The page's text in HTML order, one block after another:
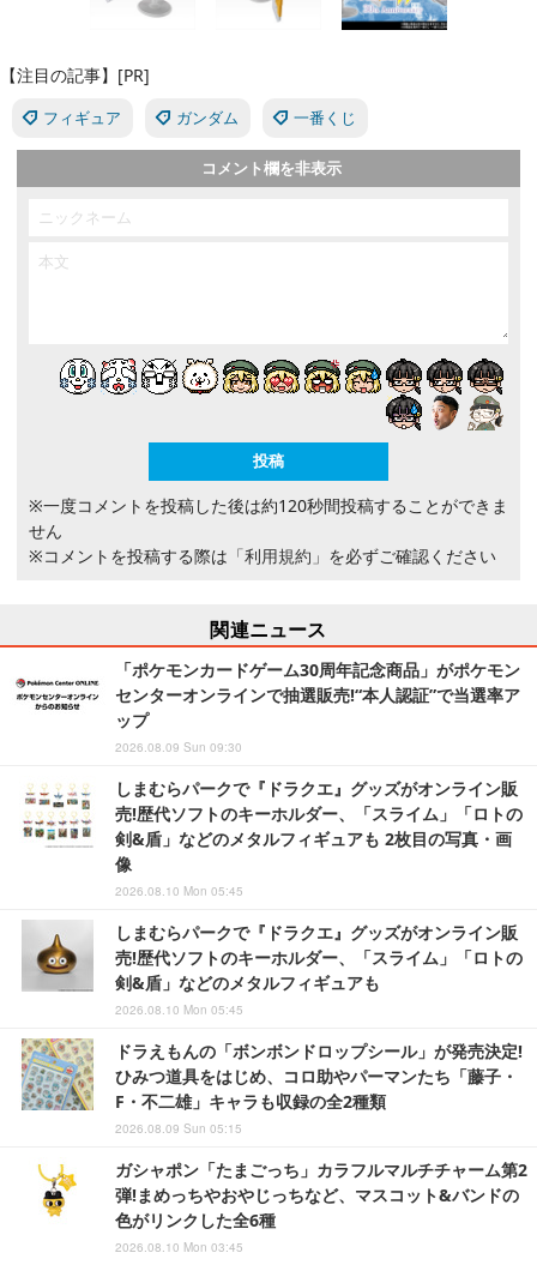
【注目の記事】[PR]
フィギュア ガンダム 一番くじ
コメント欄を非表示
※一度コメントを投稿した後は約120秒間投稿することができま
せん
※コメントを投稿する際は 「利用規約」 を必ずご確認ください
関連ニュース
「ポケモンカードゲーム30周年記念商品」がポケモン
センターオンラインで抽選販売!“本人認証”で当選率ア
ップ
2026.08.09 Sun 09:30
しまむらパークで『ドラクエ』グッズがオンライン販
売!歴代ソフトのキーホルダー、「スライム」「ロトの
剣&盾」などのメタルフィギュアも 2枚目の写真・画
像
2026.08.10 Mon 05:45
しまむらパークで『ドラクエ』グッズがオンライン販
売!歴代ソフトのキーホルダー、「スライム」「ロトの
剣&盾」などのメタルフィギュアも
2026.08.10 Mon 05:45
ドラえもんの「ボンボンドロップシール」が発売決定!
ひみつ道具をはじめ、コロ助やパーマンたち「藤子・
F・不二雄」キャラも収録の全2種類
2026.08.09 Sun 05:15
ガシャポン「たまごっち」カラフルマルチチャーム第2
弾!まめっちやおやじっちなど、マスコット&バンドの
色がリンクした全6種
2026.08.10 Mon 03:45